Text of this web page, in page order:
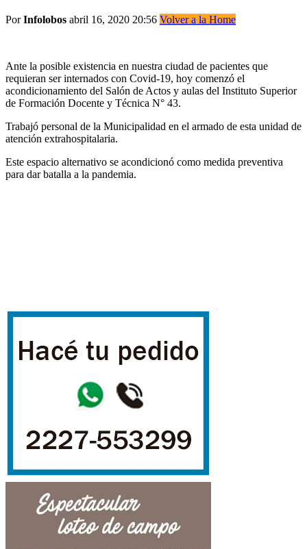
PorInfolobos abril 16, 2020 20:56 Volver a la Home
Ante la posible existencia en nuestra ciudad de pacientes que
requieran ser internados con Covid-19, hoy comenzó el
acondicionamiento del Salón de Actos y aulas del Instituto Superior
de Formación Docente y Técnica N° 43.
Trabajó personal de la Municipalidad en el armado de esta unidad de
atención extrahospitalaria.
Este espacio alternativo se acondicionó como medida preventiva
para dar batalla a la pandemia.